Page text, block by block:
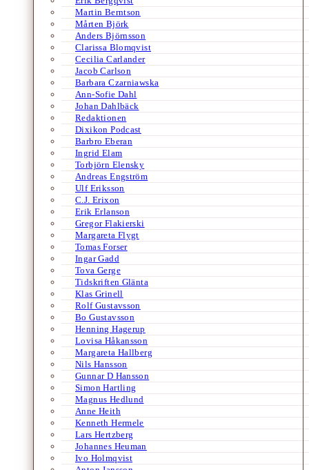
Martin Berntson
Mårten Björk
Anders Björnsson
Clarissa Blomqvist
Cecilia Carlander
Jacob Carlson
Barbara Czarniawska
Ann-Sofie Dahl
Johan Dahlbäck
Redaktionen
Dixikon Podcast
Barbro Eberan
Ingrid Elam
Torbjörn Elensky
Andreas Engström
Ulf Eriksson
C.J. Erixon
Erik Erlanson
Gregor Flakierski
Margareta Flygt
Tomas Forser
Ingar Gadd
Tova Gerge
Tidskriften Glänta
Klas Grinell
Rolf Gustavsson
Bo Gustavsson
Henning Hagerup
Lovisa Håkansson
Margareta Hallberg
Nils Hansson
Gunnar D Hansson
Simon Hartling
Magnus Hedlund
Anne Heith
Kenneth Hermele
Lars Hertzberg
Johannes Heuman
Ivo Holmqvist